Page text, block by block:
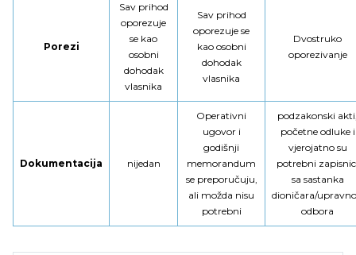
Porezi
Sav prihod
oporezuje
se kao
osobni
dohodak
vlasnika
Sav prihod
oporezuje se
kao osobni
dohodak
vlasnika
Dvostruko
oporezivanje
Dokumentacija nijedan
Operativni
ugovor i
godišnji
memorandum
se preporučuju,
ali možda nisu
potrebni
podzakonski
početne odluke i
vjerojatno su
potrebni
sa sastanka
dioničara/
odbora